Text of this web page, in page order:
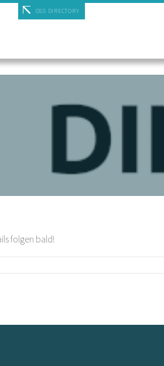
OSS DIRECTORY
folgen bald!